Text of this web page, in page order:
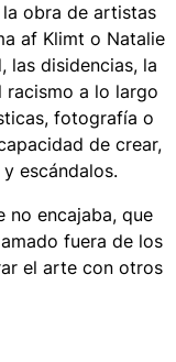
obra de artistas
af Klimt o Natalie
las disidencias, la
racismo a lo largo
fotografía o
de crear,
escándalos.
no encajaba, que
fuera de los
el arte con otros